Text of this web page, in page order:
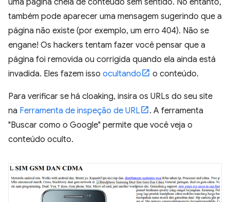
uma página cheia de conteúdo sem sentido. No entanto,
também pode aparecer uma mensagem sugerindo que a
página não existe (por exemplo, um erro 404). Não se
engane! Os hackers tentam fazer você pensar que a
página foi removida ou corrigida quando ela ainda está
invadida. Eles fazem isso ocultando o conteúdo.
Para verificar se há cloaking, insira os URLs do seu site
na Ferramenta de inspeção de URL
. A ferramenta
"Buscar como o Google" permite que você veja o
conteúdo oculto.